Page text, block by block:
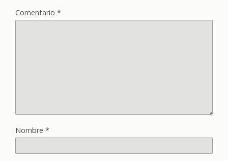
Comentario *
Nombre *